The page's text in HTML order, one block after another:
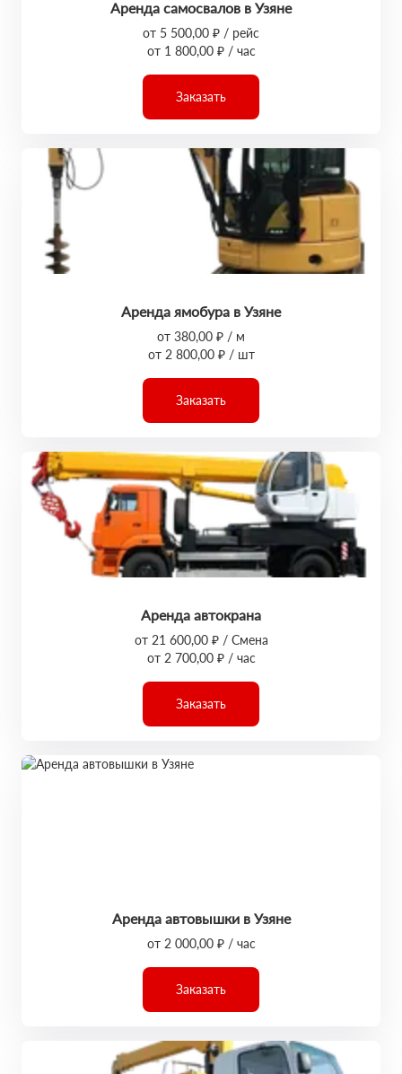
Аренда самосвалов в Узяне
от 5 500,00 ₽ / рейс
от 1 800,00 ₽ / час
Заказать
Аренда ямобура в Узяне
от 380,00 ₽ / м
от 2 800,00 ₽ / шт
Заказать
Аренда автокрана
от 21 600,00 ₽ / Смена
от 2 700,00 ₽ / час
Заказать
Аренда автовышки в Узяне
от 2 000,00 ₽ / час
Заказать